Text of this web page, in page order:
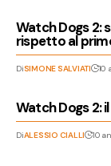
Watch Dogs 2:
rispetto al
DiSIMONE SALVIATI 10
Watch Dogs 2:
DiALESSIO CIALLI 10